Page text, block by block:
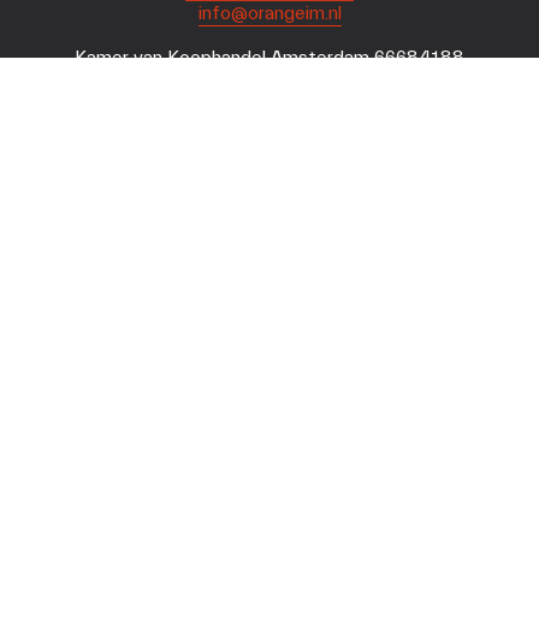
info@orangeim.nl
Kamer van Koophandel Amsterdam 66684188